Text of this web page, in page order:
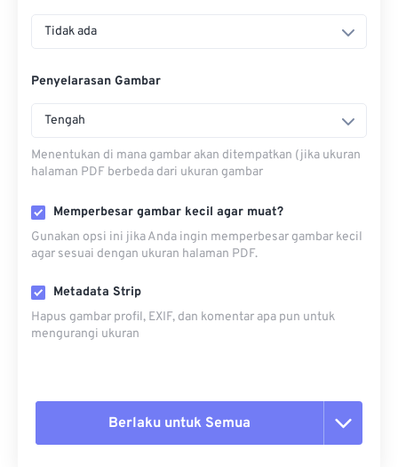
Tidak ada
Penyelarasan Gambar
Tengah
Menentukan di mana gambar akan ditempatkan (jika ukuran
halaman PDF berbeda dari ukuran gambar
Memperbesar gambar kecil agar muat?
Gunakan opsi ini jika Anda ingin memperbesar gambar kecil
agar sesuai dengan ukuran halaman PDF.
Metadata Strip
Hapus gambar profil, EXIF, dan komentar apa pun untuk
mengurangi ukuran
Berlaku untuk Semua